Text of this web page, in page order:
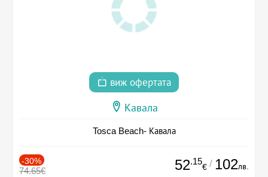
виж офертата
Кавала
Tosca Beach- Кавала
-30%
74.65€ 52.15
€ / 102лв.